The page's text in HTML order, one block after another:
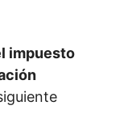
impuesto